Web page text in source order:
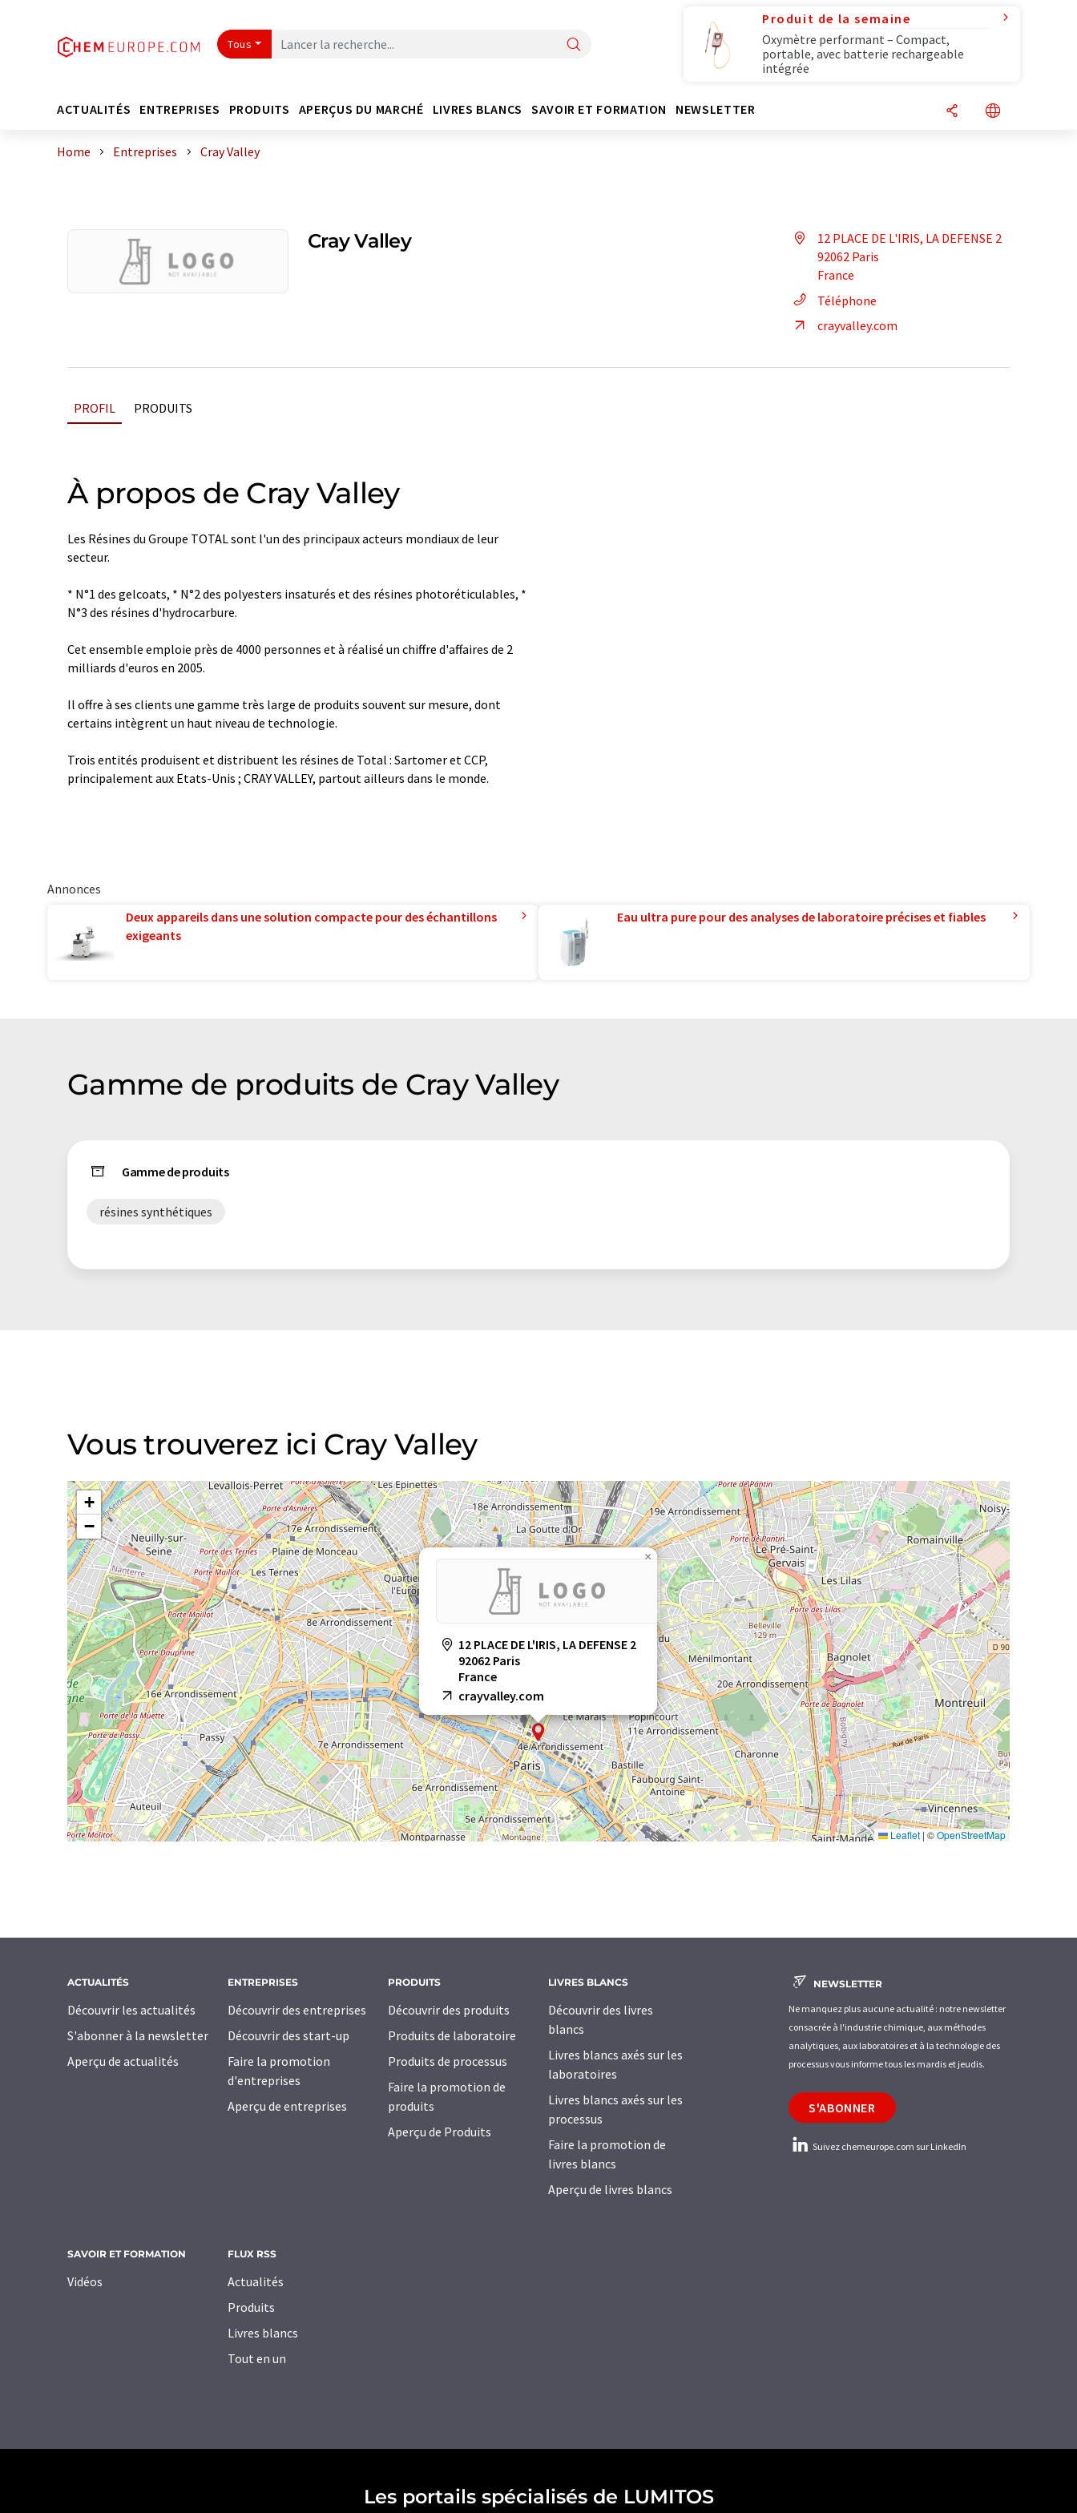
Tous
Produit de la semaine
Oxymètre performant – Compact,
portable, avec batterie rechargeable
intégrée
ACTUALITÉS ENTREPRISES PRODUITS APERÇUS DU MARCHÉ LIVRES BLANCS SAVOIR ET FORMATION NEWSLETTER
Home Entreprises Cray Valley
Cray Valley
12 PLACE DE L'IRIS, LA DEFENSE 2
92062 Paris
France
Téléphone
crayvalley.com
PROFIL PRODUITS
À propos de Cray Valley
Les Résines du Groupe TOTAL sont l'un des principaux acteurs mondiaux de leur
secteur.
* N°1 des gelcoats, * N°2 des polyesters insaturés et des résines photoréticulables, *
N°3 des résines d'hydrocarbure.
Cet ensemble emploie près de 4000 personnes et à réalisé un chiffre d'affaires de 2
milliards d'euros en 2005.
Il offre à ses clients une gamme très large de produits souvent sur mesure, dont
certains intègrent un haut niveau de technologie.
Trois entités produisent et distribuent les résines de Total : Sartomer et CCP,
principalement aux Etats-Unis ; CRAY VALLEY, partout ailleurs dans le monde.
Annonces
Deux appareils dans une solution compacte pour des échantillons
exigeants
Eau ultra pure pour des analyses de laboratoire précises et fiables
Gamme de produits de Cray Valley
Gamme de produits
résines synthétiques
Vous trouverez ici Cray Valley
12 PLACE DE L'IRIS, LA DEFENSE 2
92062 Paris
France
crayvalley.com
×
+
−
Leaflet | ©OpenStreetMap
ACTUALITÉS
Découvrir les actualités
S'abonner à la newsletter
Aperçu de actualités
ENTREPRISES
Découvrir des entreprises
Découvrir des start-up
Faire la promotion
d'entreprises
Aperçu de entreprises
PRODUITS
Découvrir des produits
Produits de laboratoire
Produits de processus
Faire la promotion de
produits
Aperçu de Produits
LIVRES BLANCS
Découvrir des livres
blancs
Livres blancs axés sur les
laboratoires
Livres blancs axés sur les
processus
Faire la promotion de
livres blancs
Aperçu de livres blancs
SAVOIR ET FORMATION
Vidéos
FLUX RSS
Actualités
Produits
Livres blancs
Tout en un
NEWSLETTER
Ne manquez plus aucune actualité : notre newsletter
consacrée à l'industrie chimique, aux méthodes
analytiques, aux laboratoires et à la technologie des
processus vous informe tous les mardis et jeudis.
S'ABONNER
Suivez chemeurope.com sur LinkedIn
Les portails spécialisés de LUMITOS